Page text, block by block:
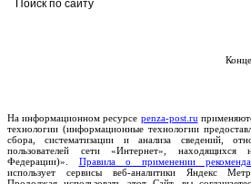
На информационном ресурсе penza-post.ru
технологии (информационные технологии
сбора, систематизации и анализа сведений,
пользователей сети «Интернет», находящихся
Федерации)». Правила о применении
использует сервисы веб-аналитики Яндекс